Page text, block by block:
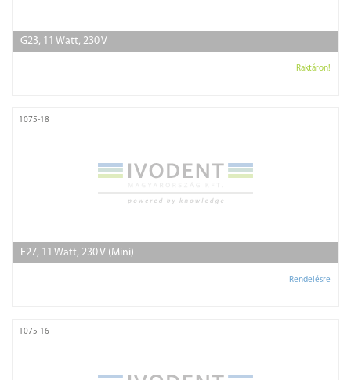
G23, 11 Watt, 230 V
Raktáron!
1075-18
E27, 11 Watt, 230 V (Mini)
Rendelésre
1075-16